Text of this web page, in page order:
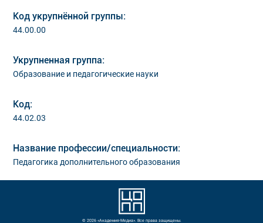
Код укрупнённой группы:
44.00.00
Укрупненная группа:
Образование и педагогические науки
Код:
44.02.03
Название профессии/специальности:
Педагогика дополнительного образования
© 2026 «Академия-Медиа». Все права защищены.